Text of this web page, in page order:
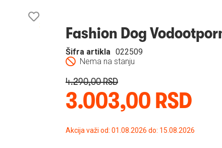
želja
Fashion Dog
Nema na stanju
Šifra artikla 022509
3.003,00 RSD
4.290,00 RSD
Akcija važi od: 01.08.2026 do: 15.08.2026